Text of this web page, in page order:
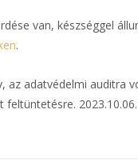
van, készséggel
.
az adatvédelmi auditra
feltüntetésre. 2023.10.06.